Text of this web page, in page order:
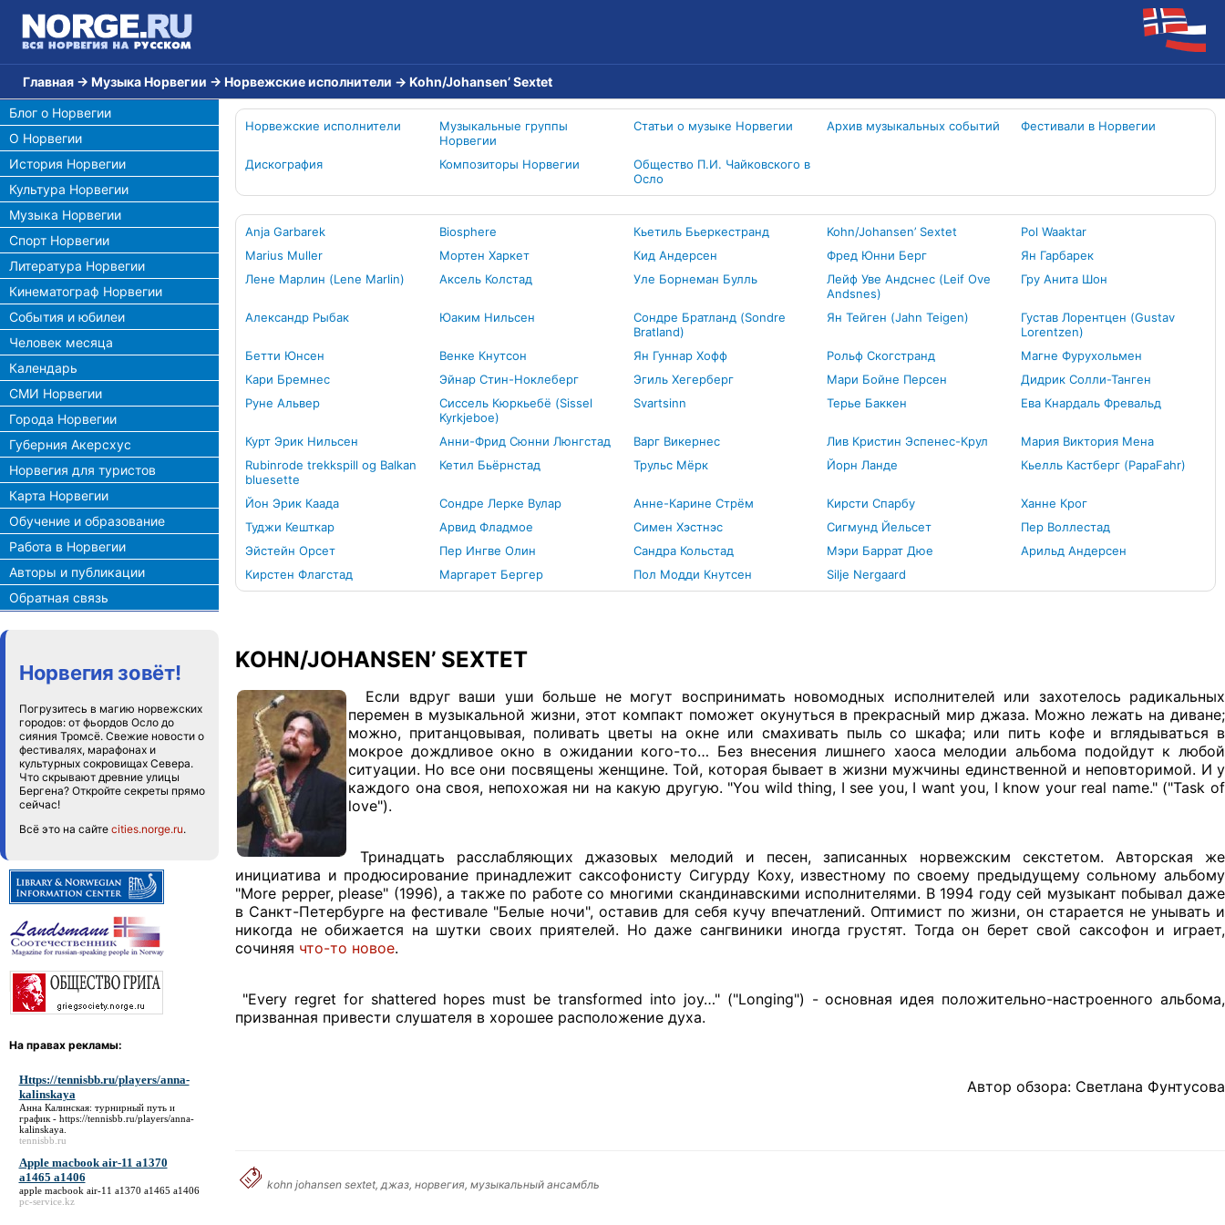
Главная → Музыка Норвегии → Норвежские исполнители → Kohn/Johansen’ Sextet
Блог о Норвегии
О Норвегии
История Норвегии
Культура Норвегии
Музыка Норвегии
Спорт Норвегии
Литература Норвегии
Кинематограф Норвегии
События и юбилеи
Человек месяца
Календарь
СМИ Норвегии
Города Норвегии
Губерния Акерсхус
Норвегия для туристов
Карта Норвегии
Обучение и образование
Работа в Норвегии
Авторы и публикации
Обратная связь
Норвегия зовёт!
Погрузитесь в магию норвежских
городов: от фьордов Осло до
сияния Тромсё. Свежие новости о
фестивалях, марафонах и
культурных сокровищах Севера.
Что скрывают древние улицы
Бергена? Откройте секреты прямо
сейчас!
Всё это на сайте cities.norge.ru.
На правах рекламы:
Https://tennisbb.ru/players/anna-
kalinskaya
Анна Калинская: турнирный путь и
график - https://tennisbb.ru/players/anna-
kalinskaya.
tennisbb.ru
Apple macbook air-11 a1370
a1465 a1406
apple macbook air-11 a1370 a1465 a1406
pc-service.kz
Норвежские исполнители
Музыкальные группы
Норвегии
Статьи о музыке Норвегии Архив музыкальных событий Фестивали в Норвегии
Дискография Композиторы Норвегии
Общество П.И. Чайковского в
Осло
Anja Garbarek Biosphere Кьетиль Бьеркестранд Kohn/Johansen’ Sextet
Pol Waaktar
Marius Muller
Мортен Харкет Кид Андерсен Фред Юнни Берг
Ян Гарбарек
Лене Марлин (Lene Marlin)
Аксель Колстад Уле Борнеман Булль
Лейф Уве Андснес (Leif Ove
Andsnes)
Гру Анита Шон
Александр Рыбак Юаким Нильсен
Сондре Братланд (Sondre
Bratland)
Ян Тейген (Jahn Teigen)
Густав Лорентцен (Gustav
Lorentzen)
Бетти Юнсен
Венке Кнутсон Ян Гуннар Хофф Рольф Скогстранд
Магне Фурухольмен
Кари Бремнес
Эйнар Стин-Ноклеберг Эгиль Хегерберг Мари Бойне Персен
Дидрик Солли-Танген
Руне Альвер
Сиссель Кюркьебё (Sissel
Kyrkjeboe)
Svartsinn Терье Баккен Ева Кнардаль Фревальд
Курт Эрик Нильсен Анни-Фрид Сюнни Люнгстад Варг Викернес Лив Кристин Эспенес-Крул
Мария Виктория Мена
Rubinrode trekkspill og Balkan
bluesette
Кетил Бьёрнстад Трульс Мёрк Йорн Ланде Кьелль Кастберг (PapaFahr)
Йон Эрик Каада Сондре Лерке Вулар Анне-Карине Стрём Кирсти Спарбу
Ханне Крог
Туджи Кешткар
Арвид Фладмое Симен Хэстнэс Сигмунд Йельсет
Пер Воллестад
Эйстейн Орсет
Пер Ингве Олин Сандра Кольстад Мэри Баррат Дюе
Арильд Андерсен
Кирстен Флагстад
Маргарет Бергер Пол Модди Кнутсен Silje Nergaard
KOHN/JOHANSEN’ SEXTET
Если вдруг ваши уши больше не могут воспринимать новомодных исполнителей или захотелось радикальных
перемен в музыкальной жизни, этот компакт поможет окунуться в прекрасный мир джаза. Можно лежать на диване;
можно, пританцовывая, поливать цветы на окне или смахивать пыль со шкафа; или пить кофе и вглядываться в
мокрое дождливое окно в ожидании кого-то… Без внесения лишнего хаоса мелодии альбома подойдут к любой
ситуации. Но все они посвящены женщине. Той, которая бывает в жизни мужчины единственной и неповторимой. И у
каждого она своя, непохожая ни на какую другую. "You wild thing, I see you, I want you, I know your real name." ("Task of
love").
Тринадцать расслабляющих джазовых мелодий и песен, записанных норвежским секстетом. Авторская же
инициатива и продюсирование принадлежит саксофонисту Сигурду Коху, известному по своему предыдущему сольному альбому
"More pepper, please" (1996), а также по работе со многими скандинавскими исполнителями. В 1994 году сей музыкант побывал даже
в Санкт-Петербурге на фестивале "Белые ночи", оставив для себя кучу впечатлений. Оптимист по жизни, он старается не унывать и
никогда не обижается на шутки своих приятелей. Но даже сангвиники иногда грустят. Тогда он берет свой саксофон и играет,
сочиняя что-то новое.
"Every regret for shattered hopes must be transformed into joy…" ("Longing") - основная идея положительно-настроенного альбома,
призванная привести слушателя в хорошее расположение духа.
Автор обзора: Светлана Фунтусова
kohn johansen sextet, джаз, норвегия, музыкальный ансамбль